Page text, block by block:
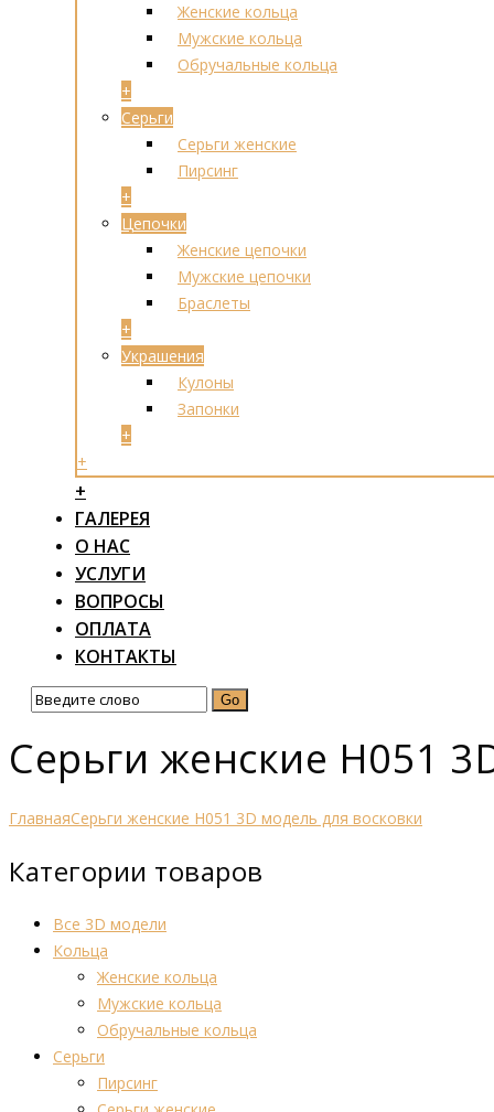
Женские кольца
Мужские кольца
Обручальные кольца
+
Серьги
Серьги женские
Пирсинг
+
Цепочки
Женские цепочки
Мужские цепочки
Браслеты
+
Украшения
Кулоны
Запонки
+
+
+
ГАЛЕРЕЯ
О НАС
УСЛУГИ
ВОПРОСЫ
ОПЛАТА
КОНТАКТЫ
Серьги женские Н051
ГлавнаяСерьги женские Н051 3D модель для восковки
Категории товаров
Все 3D модели
Кольца
Женские кольца
Мужские кольца
Обручальные кольца
Серьги
Пирсинг